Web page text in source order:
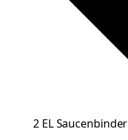
2 ELSaucenbinder